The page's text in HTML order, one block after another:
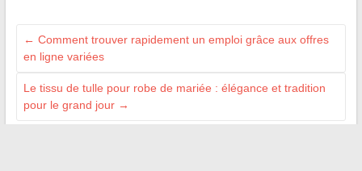
← Comment trouver rapidement un emploi grâce aux offres
en ligne variées
Le tissu de tulle pour robe de mariée : élégance et tradition
pour le grand jour →